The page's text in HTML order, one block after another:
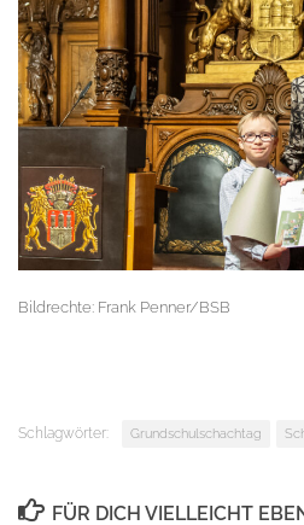
Bildrechte: Frank Penner/BSB
Schlagwörter: Grundschulschachtag
FÜR DICH VIELLEICHT